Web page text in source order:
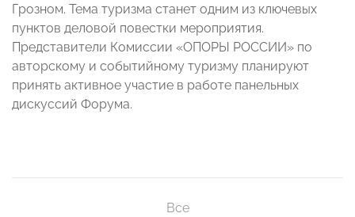
Грозном. Тема туризма станет одним из ключевых
пунктов деловой повестки мероприятия.
Представители Комиссии «ОПОРЫ РОССИИ» по
авторскому и событийному туризму планируют
принять активное участие в работе панельных
дискуссий Форума.
Все